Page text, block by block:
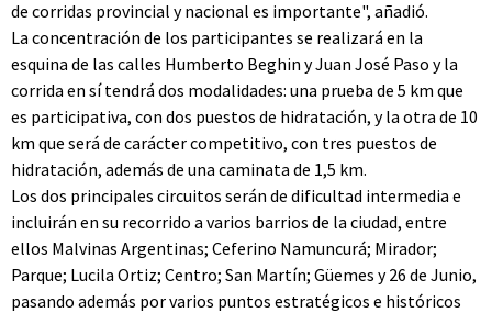
de corridas provincial y nacional es importante", añadió.
La concentración de los participantes se realizará en la
esquina de las calles Humberto Beghin y Juan José Paso y la
corrida en sí tendrá dos modalidades: una prueba de 5 km que
es participativa, con dos puestos de hidratación, y la otra de 10
km que será de carácter competitivo, con tres puestos de
hidratación, además de una caminata de 1,5 km.
Los dos principales circuitos serán de dificultad intermedia e
incluirán en su recorrido a varios barrios de la ciudad, entre
ellos Malvinas Argentinas; Ceferino Namuncurá; Mirador;
Parque; Lucila Ortiz; Centro; San Martín; Güemes y 26 de Junio,
pasando además por varios puntos estratégicos e históricos